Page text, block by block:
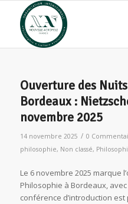
Ouverture des
Bordeaux :
novembre 2025
14 novembre 2025 / 0
philosophie, Non classé,
Le 6 novembre 2025 marque
Philosophie à Bordeaux,
conférence d’introduction